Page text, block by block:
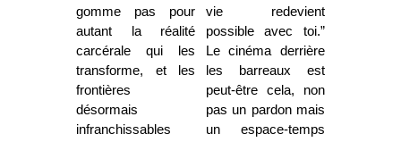
gomme pas pour
autant la réalité
carcérale qui les
transforme, et les
frontières
désormais
infranchissables
vie redevient
possible avec toi.”
Le cinéma derrière
les barreaux est
peut-être cela, non
pas un pardon mais
un espace-temps